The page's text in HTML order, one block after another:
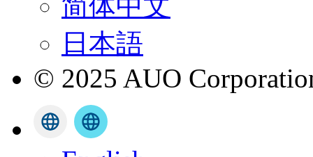
简体中文
日本語
© 2025 AUO